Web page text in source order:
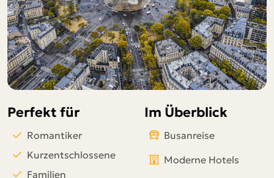
Perfekt für
Romantiker
Kurzentschlossene
Familien
Im Überblick
Busanreise
Moderne Hotels
Telegram
per E-Mail senden